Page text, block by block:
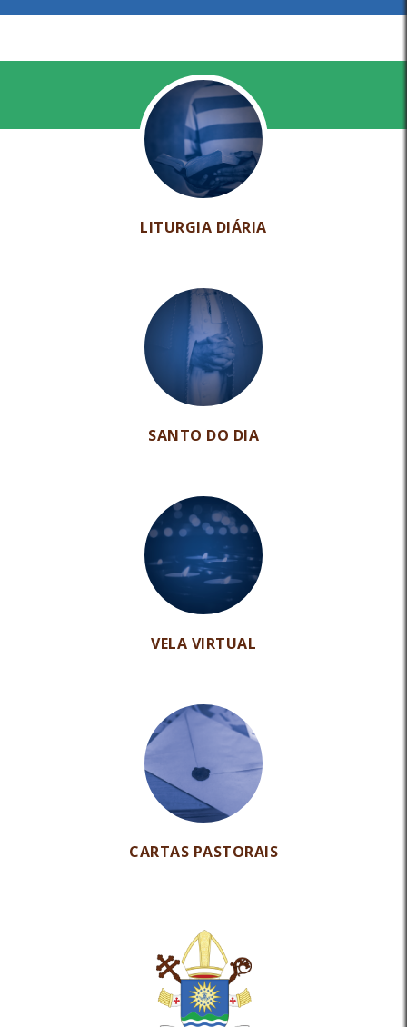
LITURGIA DIÁRIA
SANTO DO DIA
VELA VIRTUAL
CARTAS PASTORAIS